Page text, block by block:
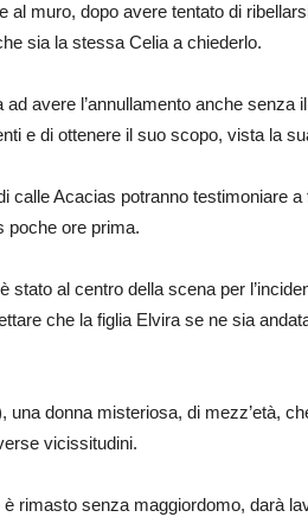
al muro, dopo avere tentato di
sia la stessa Celia a chiederlo.
avere l’annullamento anche senza
e di ottenere il suo scopo, vista la
calle Acacias potranno testimoniare
poche ore prima.
stato al centro della scena per
che la figlia Elvira se ne sia
donna misteriosa, di mezz’età,
vicissitudini.
è rimasto senza maggiordomo, darà